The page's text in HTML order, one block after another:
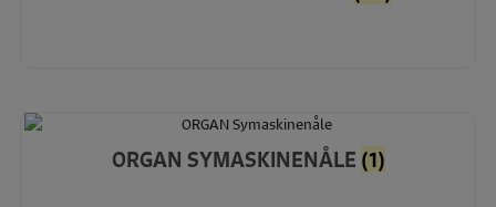
ORGAN SYMASKINENÅLE (1)